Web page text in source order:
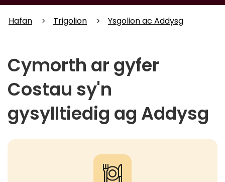
Hafan Trigolion Ysgolion ac Addysg
Cymorth ar gyfer
Costau sy'n
gysylltiedig ag Addysg